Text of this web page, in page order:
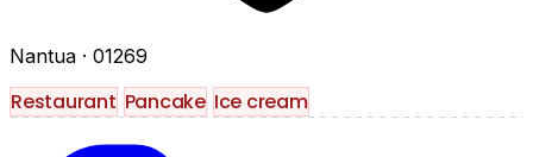
Nantua · 01269
Restaurant Pancake Ice cream